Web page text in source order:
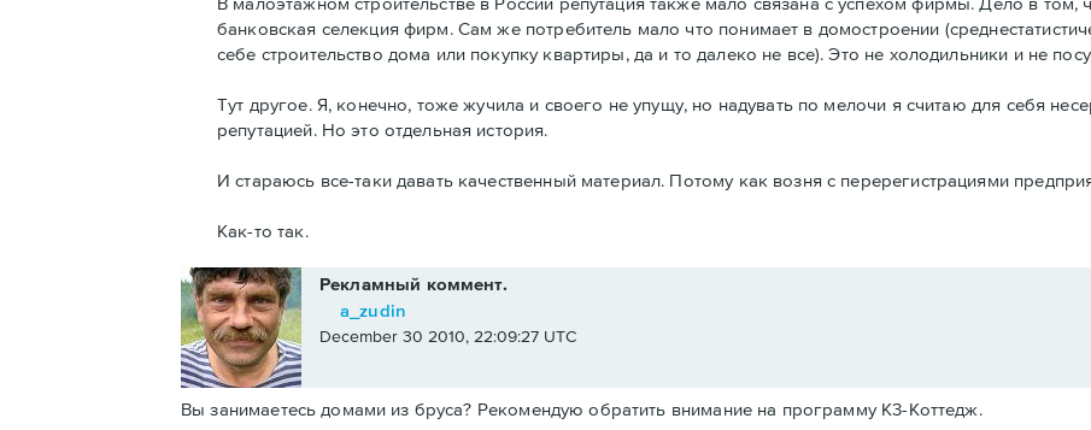
банковская селекция фирм. Сам же потребитель мало что понимает в домостроении
себе строительство дома или покупку квартиры, да и то далеко не все). Это не холодильники и не
Тут другое. Я, конечно, тоже жучила и своего не упущу, но надувать по мелочи я считаю для себя
репутацией. Но это отдельная история.
И стараюсь все-таки давать качественный материал. Потому как возня с перерегистрациями
Как-то так.
Рекламный коммент.
a_zudin
December 30 2010, 22:09:27 UTC
Вы занимаетесь домами из бруса? Рекомендую обратить внимание на программу K3-Коттедж.